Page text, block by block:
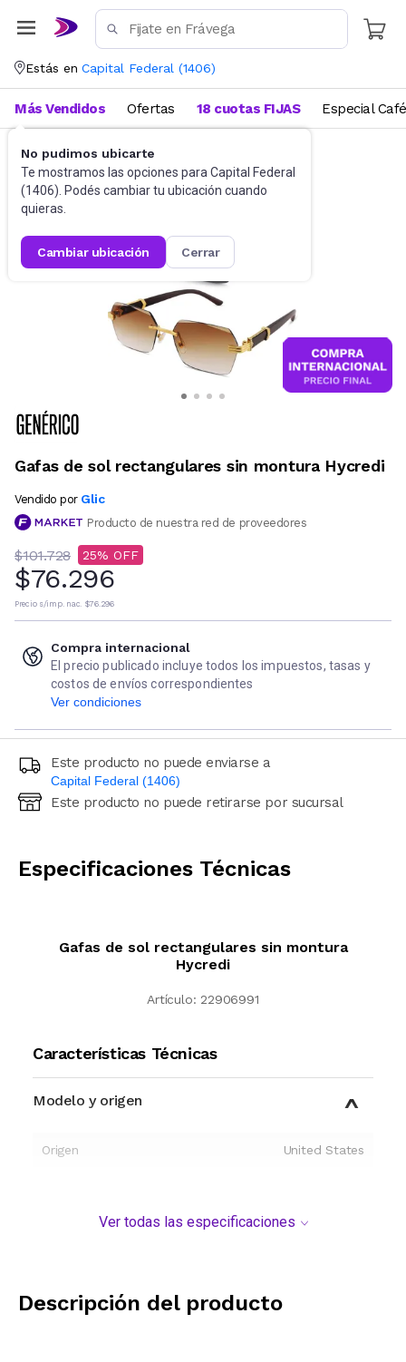
Estás en Capital Federal (1406)
No pudimos ubicarte
Te mostramos las opciones para Capital Federal
(1406). Podés cambiar tu ubicación cuando
quieras.
cambiar ubicación cerrar
Más Vendidos Ofertas 18 cuotas FIJAS Especial Café
Accesorios Anteojos de sol
Gafas de sol rectangulares sin montura Hycredi
Vendido por Glic
Producto de nuestra red de proveedores
$101.728 25
$76.296
Precio s/imp. nac. $76.296
Compra internacional
El precio publicado incluye todos los impuestos, tasas y
costos de envíos correspondientes
Ver condiciones
Este producto no puede enviarse a
Capital Federal (1406)
Ingresá código postal (sólo números)
Este producto no puede retirarse por sucursal
Especificaciones Técnicas
Gafas de sol rectangulares sin montura
Hycredi
Artículo: 22906991
Características Técnicas
Modelo y origen
Origen United States
Ver todas las especificaciones
Descripción del producto